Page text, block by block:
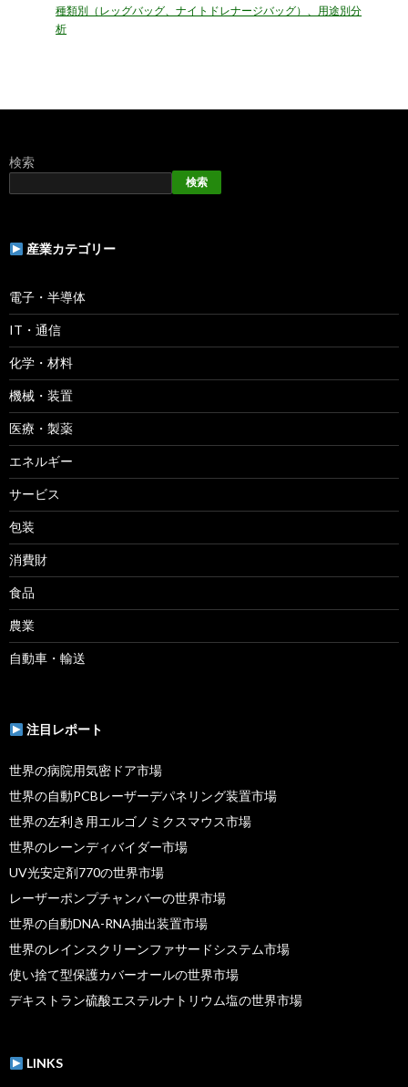
種類別（レッグバッグ、ナイトドレナージバッグ）、用途別分
析
検索
検索
産業カテゴリー
電子・半導体
IT・通信
化学・材料
機械・装置
医療・製薬
エネルギー
サービス
包装
消費財
食品
農業
自動車・輸送
注目レポート
世界の病院用気密ドア市場
世界の自動PCBレーザーデパネリング装置市場
世界の左利き用エルゴノミクスマウス市場
世界のレーンディバイダー市場
UV光安定剤770の世界市場
レーザーポンプチャンバーの世界市場
世界の自動DNA-RNA抽出装置市場
世界のレインスクリーンファサードシステム市場
使い捨て型保護カバーオールの世界市場
デキストラン硫酸エステルナトリウム塩の世界市場
LINKS